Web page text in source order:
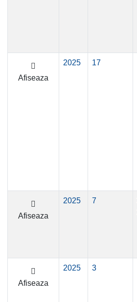
Afiseaza
2025 17
Afiseaza
2025 7
Afiseaza
2025 3